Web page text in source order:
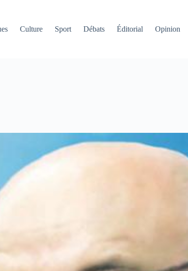
Culture Sport Débats Éditorial Opinion